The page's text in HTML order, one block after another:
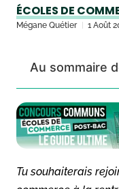
ÉCOLES DE
Mégane Quétier 1 Août
Au sommaire
Tu souhaiterais